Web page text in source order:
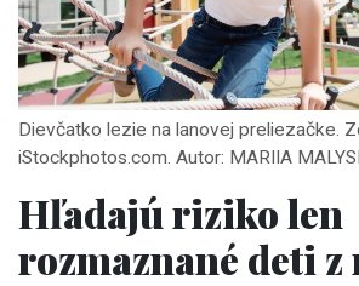
Dievčatko lezie na lanovej preliezačke.
iStockphotos.com. Autor: MARIIA
Hľadajú riziko len
rozmaznané deti z